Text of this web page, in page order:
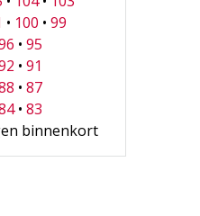
• 100 •99
•95
•91
•87
•83
binnenkort